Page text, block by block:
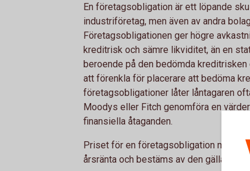
En företagsobligation är ett löpande
industriföretag, men även av andra
Företagsobligationen ger högre
kreditrisk och sämre likviditet, än en
beroende på den bedömda
att förenkla för placerare att bedöma
företagsobligationer låter låntagaren
Moodys eller Fitch genomföra en
finansiella åtaganden.
Priset för en företagsobligation med
årsränta och bestäms av den gällande